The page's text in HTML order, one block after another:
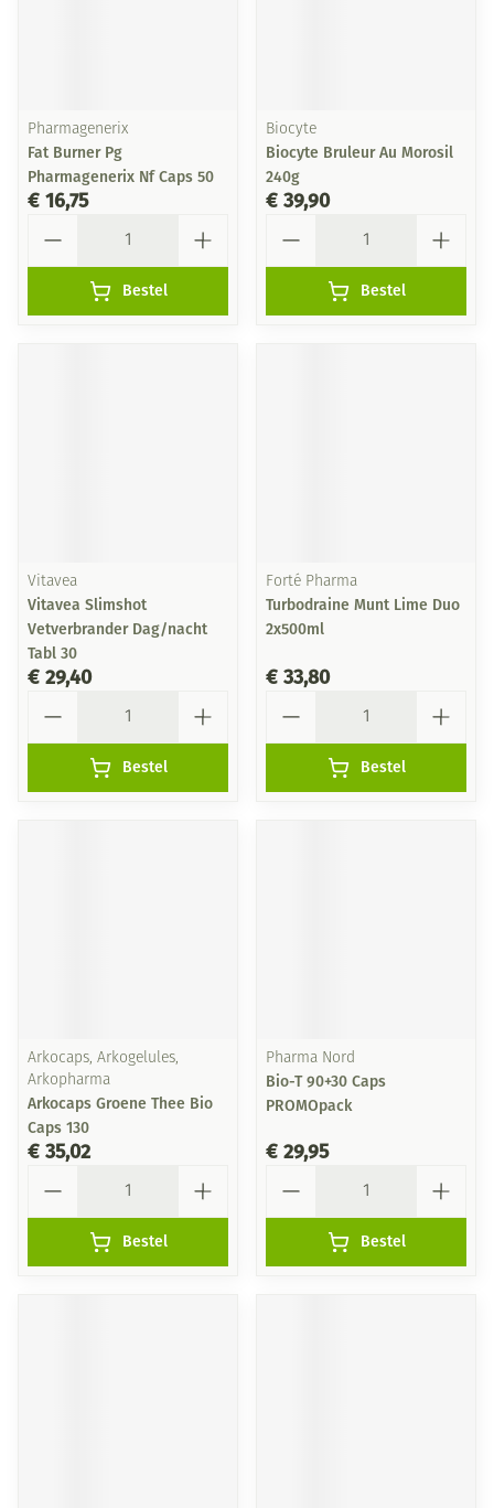
Pharmagenerix
Fat Burner Pg
Pharmagenerix Nf Caps 50
€ 16,75
Bestel
Biocyte
Biocyte Bruleur Au Morosil
240g
€ 39,90
Bestel
Vitavea
Vitavea Slimshot
Vetverbrander Dag/nacht
Tabl 30
€ 29,40
Bestel
Forté Pharma
Turbodraine Munt Lime Duo
2x500ml
€ 33,80
Bestel
Arkocaps, Arkogelules,
Arkopharma
Arkocaps Groene Thee Bio
Caps 130
€ 35,02
Bestel
Pharma Nord
Bio-T 90+30 Caps
PROMOpack
€ 29,95
Bestel